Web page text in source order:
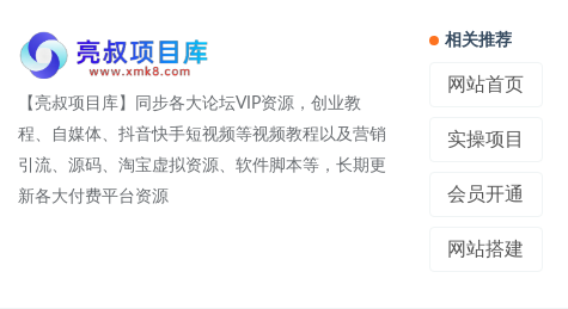
【亮叔项目库】同步各大论坛VIP资源，创业教
程、自媒体、抖音快手短视频等视频教程以及营销
引流、源码、淘宝虚拟资源、软件脚本等，长期更
新各大付费平台资源
相关推荐
网站首页
实操项目
会员开通
网站搭建